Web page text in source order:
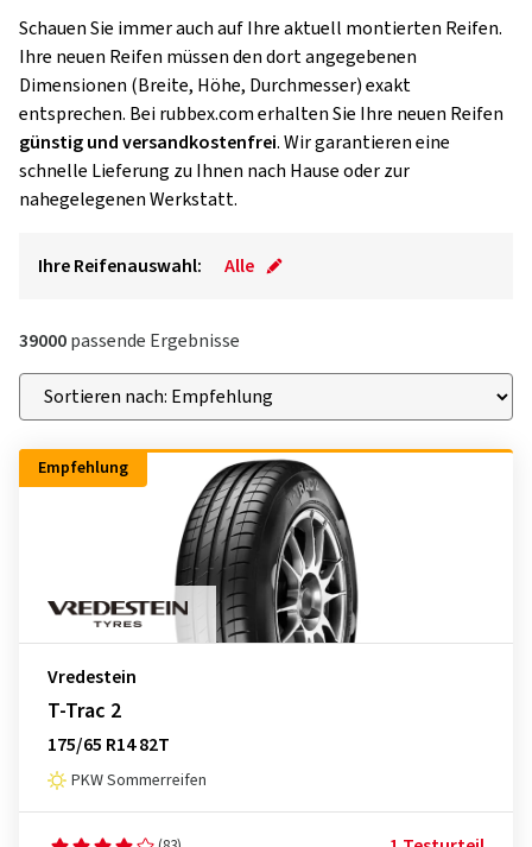
Schauen Sie immer auch auf Ihre aktuell montierten Reifen.
Ihre neuen Reifen müssen den dort angegebenen
Dimensionen (Breite, Höhe, Durchmesser) exakt
entsprechen. Bei rubbex.com erhalten Sie Ihre neuen Reifen
günstig und versandkostenfrei. Wir garantieren eine
schnelle Lieferung zu Ihnen nach Hause oder zur
nahegelegenen Werkstatt.
Ihre Reifenauswahl: Alle
39000passende Ergebnisse
Empfehlung
Vredestein
T-Trac 2
175/65 R14 82T
PKW Sommerreifen